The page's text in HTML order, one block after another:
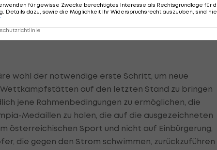
, diverse Präsidenten der Dach- und Fachverbände,
Vereins-Obmänner ihre Pfründe verwalten und
hierzulande weiter Stillstand.
wohl der notwendige erste Schritt, um neue
Wettkampfstätten auf den letzten Stand zu bringen
jene Rahmenbedingungen zu ermöglichen, die
Medaillen zu holen, die auf die ausgezeichneten
österreichischen Sport und nicht auf Einbürgerung,
die gegen den Strom schwimmen, zurückzuführen
für gewisse Zwecke berechtigtes Interesse als Rechtsgrundlage für
Details dazu, sowie die Möglichkeit Ihr Widerspruchsrecht auszuüben, sind